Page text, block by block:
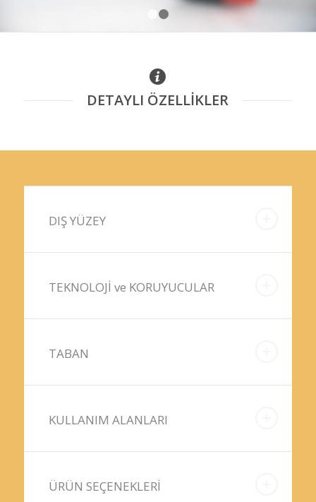
DETAYLI ÖZELLİKLER
DIŞ YÜZEY
TEKNOLOJİ ve KORUYUCULAR
TABAN
KULLANIM ALANLARI
ÜRÜN SEÇENEKLERİ